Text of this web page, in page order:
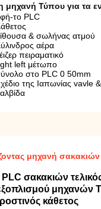
μηχανή Τύπου για τα
το PLC
& σωλήνας ατμού
αέρα
πειραματικό
left μέτωπο
στο PLC 0 50mm
της Ιαπωνίας vavle &
μηχανή σακακιών
σακακιών
μηχανών
κάθετος